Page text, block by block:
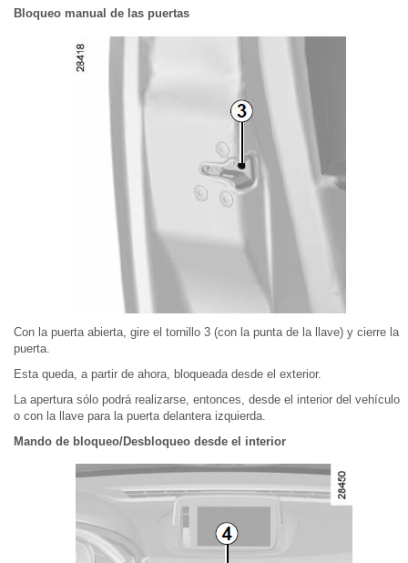
Bloqueo manual de las puertas
Con la puerta abierta, gire el tornillo 3 (con la punta de la llave) y cierre la
puerta.
Esta queda, a partir de ahora, bloqueada desde el exterior.
La apertura sólo podrá realizarse, entonces, desde el interior del vehículo
o con la llave para la puerta delantera izquierda.
Mando de bloqueo/Desbloqueo desde el interior